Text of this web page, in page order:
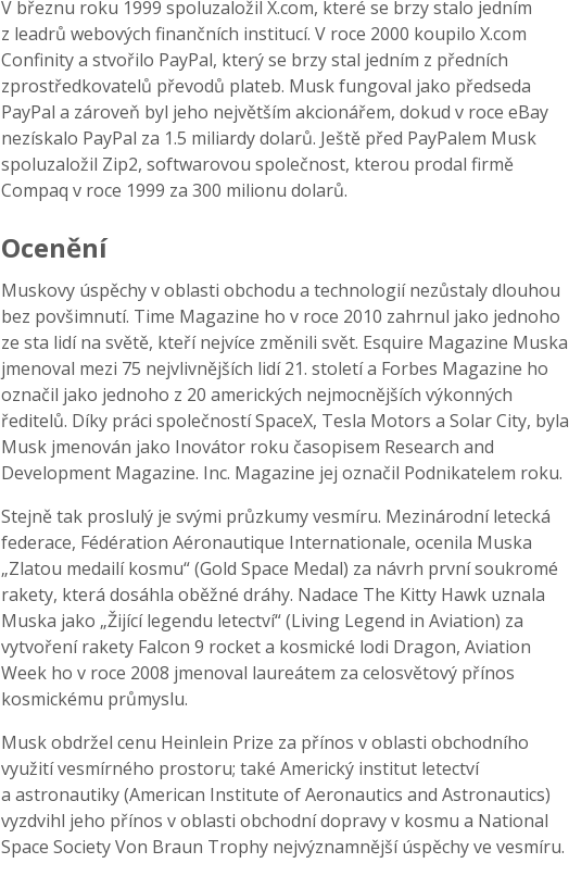
V březnu roku 1999 spoluzaložil X.com, které se brzy stalo jedním
z leadrů webových finančních institucí. V roce 2000 koupilo X.com
Confinity a stvořilo PayPal, který se brzy stal jedním z předních
zprostředkovatelů převodů plateb. Musk fungoval jako předseda
PayPal a zároveň byl jeho největším akcionářem, dokud v roce eBay
nezískalo PayPal za 1.5 miliardy dolarů. Ještě před PayPalem Musk
spoluzaložil Zip2, softwarovou společnost, kterou prodal firmě
Compaq v roce 1999 za 300 milionu dolarů.
Ocenění
Muskovy úspěchy v oblasti obchodu a technologií nezůstaly dlouhou
bez povšimnutí. Time Magazine ho v roce 2010 zahrnul jako jednoho
ze sta lidí na světě, kteří nejvíce změnili svět. Esquire Magazine Muska
jmenoval mezi 75 nejvlivnějších lidí 21. století a Forbes Magazine ho
označil jako jednoho z 20 amerických nejmocnějších výkonných
ředitelů. Díky práci společností SpaceX, Tesla Motors a Solar City, byla
Musk jmenován jako Inovátor roku časopisem Research and
Development Magazine. Inc. Magazine jej označil Podnikatelem roku.
Stejně tak proslulý je svými průzkumy vesmíru. Mezinárodní letecká
federace, Fédération Aéronautique Internationale, ocenila Muska
„Zlatou medailí kosmu“ (Gold Space Medal) za návrh první soukromé
rakety, která dosáhla oběžné dráhy. Nadace The Kitty Hawk uznala
Muska jako „Žijící legendu letectví“ (Living Legend in Aviation) za
vytvoření rakety Falcon 9 rocket a kosmické lodi Dragon, Aviation
Week ho v roce 2008 jmenoval laureátem za celosvětový přínos
kosmickému průmyslu.
Musk obdržel cenu Heinlein Prize za přínos v oblasti obchodního
využití vesmírného prostoru; také Americký institut letectví
a astronautiky (American Institute of Aeronautics and Astronautics)
vyzdvihl jeho přínos v oblasti obchodní dopravy v kosmu a National
Space Society Von Braun Trophy nejvýznamnější úspěchy ve vesmíru.